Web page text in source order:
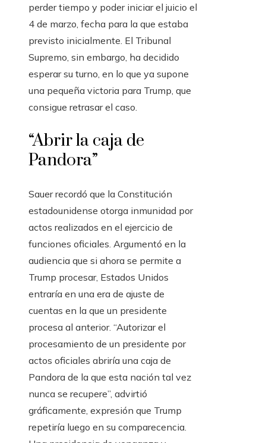
perder tiempo y poder iniciar el juicio el
4 de marzo, fecha para la que estaba
previsto inicialmente. El Tribunal
Supremo, sin embargo, ha decidido
esperar su turno, en lo que ya supone
una pequeña victoria para Trump, que
consigue retrasar el caso.
“Abrir la caja de
Pandora”
Sauer recordó que la Constitución
estadounidense otorga inmunidad por
actos realizados en el ejercicio de
funciones oficiales. Argumentó en la
audiencia que si ahora se permite a
Trump procesar, Estados Unidos
entraría en una era de ajuste de
cuentas en la que un presidente
procesa al anterior. “Autorizar el
procesamiento de un presidente por
actos oficiales abriría una caja de
Pandora de la que esta nación tal vez
nunca se recupere”, advirtió
gráficamente, expresión que Trump
repetiría luego en su comparecencia.